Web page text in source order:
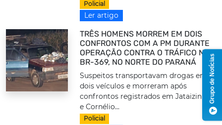
Policial
Ler artigo
TRÊS HOMENS MORREM EM DOIS
CONFRONTOS COM A PM DURANTE
OPERAÇÃO CONTRA O TRÁFICO NA
BR-369, NO NORTE DO PARANÁ
Suspeitos transportavam drogas em
dois veículos e morreram após
confrontos registrados em Jataizinho
e Cornélio...
Policial
Grupo de Notícias